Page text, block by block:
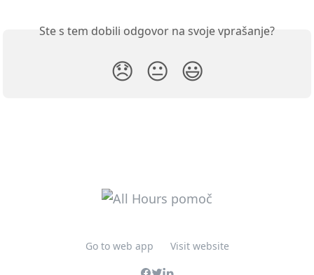
Ste s tem dobili odgovor na svoje vprašanje?
😞 😐 😃
Go to web app Visit website